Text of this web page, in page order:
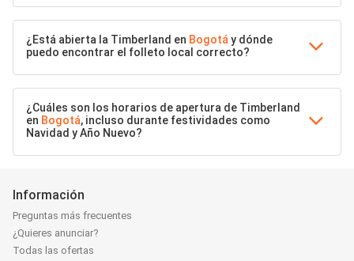
¿Está abierta la Timberland en Bogotá y dónde
puedo encontrar el folleto local correcto?
¿Cuáles son los horarios de apertura de Timberland
en Bogotá, incluso durante festividades como
Navidad y Año Nuevo?
Información
Preguntas más frecuentes
¿Quieres anunciar?
Todas las ofertas